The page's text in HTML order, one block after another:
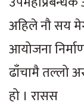
अहिले नौ सय
आयोजना
ढाँचामै तल्लो
हो । रासस